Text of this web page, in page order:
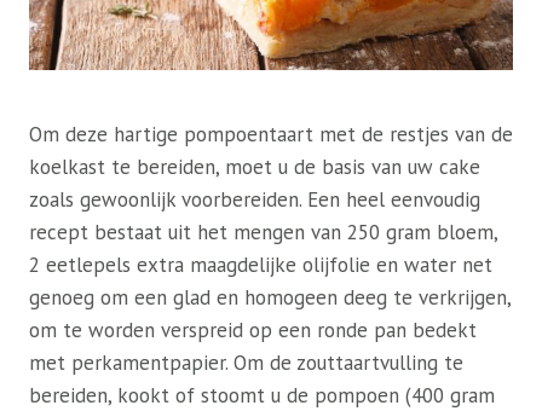
Om deze hartige pompoentaart met de restjes van de
koelkast te bereiden, moet u de basis van uw cake
zoals gewoonlijk voorbereiden. Een heel eenvoudig
recept bestaat uit het mengen van 250 gram bloem,
2 eetlepels extra maagdelijke olijfolie en water net
genoeg om een ​​glad en homogeen deeg te verkrijgen,
om te worden verspreid op een ronde pan bedekt
met perkamentpapier. Om de zouttaartvulling te
bereiden, kookt of stoomt u de pompoen (400 gram